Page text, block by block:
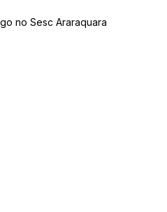
no Sesc Araraquara